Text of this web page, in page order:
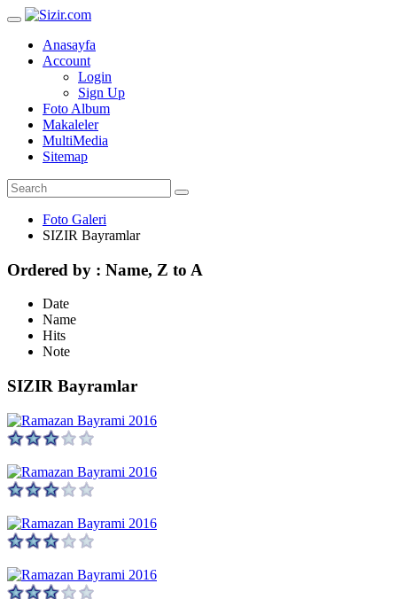
Anasayfa
Account
Login
Sign Up
Foto Album
Makaleler
MultiMedia
Sitemap
Foto Galeri
SIZIR Bayramlar
Ordered by : Name, Z to A
Date
Name
Hits
Note
SIZIR Bayramlar